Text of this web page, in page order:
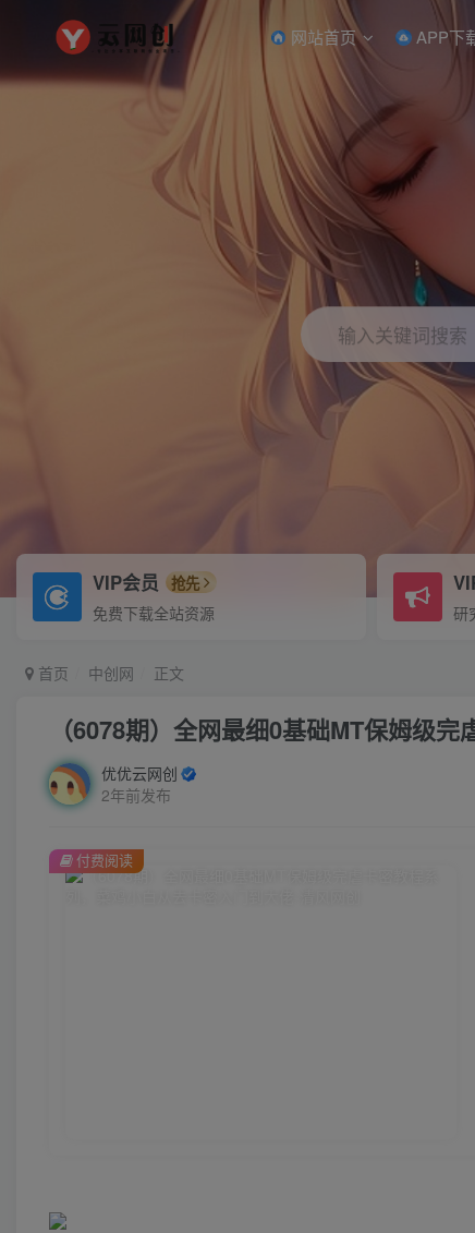
网站首页 APP下
输入关键词搜索
VIP会员 抢先
免费下载全站资源 研
首页 中创网 正文
（6078期）全网最细0基础MT保姆级
优优云网创
2年前发布
付费阅读